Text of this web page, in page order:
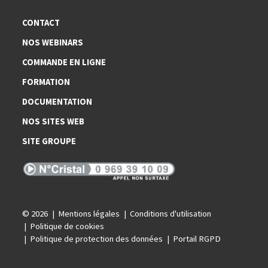
CONTACT
NOS WEBINARS
COMMANDE EN LIGNE
FORMATION
DOCUMENTATION
NOS SITES WEB
SITE GROUPE
© 2026 Mentions légales
Conditions d'utilisation
Politique de cookies
Politique de protection des données
Portail RGPD